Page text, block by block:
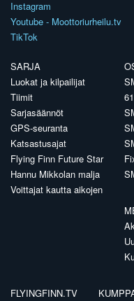
Instagram
Youtube - Moottoriurheilu.tv
TikTok
SARJA
Luokat ja kilpailijat
Tiimit
Sarjasäännöt
GPS-seuranta
Katsastusajat
Flying Finn Future Star
Hannu Mikkolan malja
Voittajat kautta aikojen
FLYINGFINN.TV